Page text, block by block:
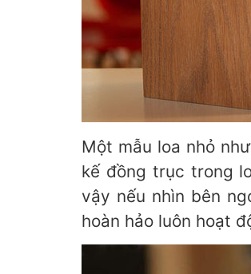
Một mẫu loa nhỏ
kế đồng trục trong
vậy nếu nhìn bên
hoàn hảo luôn hoạt